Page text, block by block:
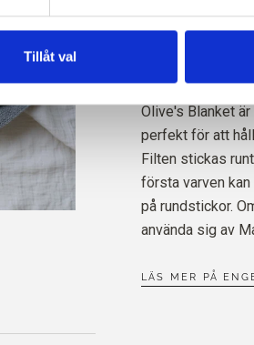
Tillåt val Handla för
Beställningar
Olive's Blanket
perfekt för att
Filten stickas
första varven
på rundstickor.
använda sig av
LÄS MER PÅ